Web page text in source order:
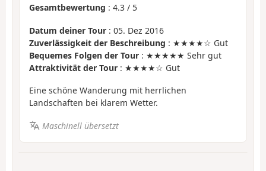
Gesamtbewertung : 4.3 / 5
Datum deiner Tour : 05. Dez 2016
Zuverlässigkeit der Beschreibung : ★★★★☆ Gut
Bequemes Folgen der Tour : ★★★★★ Sehr gut
Attraktivität der Tour : ★★★★☆ Gut
Eine schöne Wanderung mit herrlichen
Landschaften bei klarem Wetter.
Maschinell übersetzt